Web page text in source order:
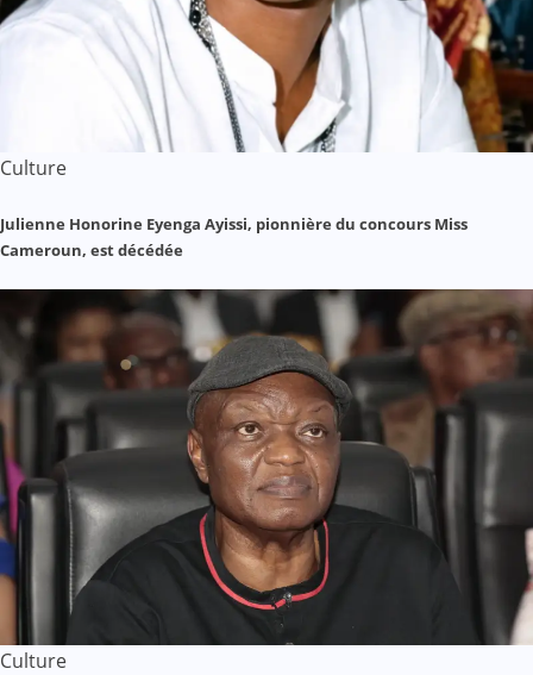
Culture
Julienne Honorine Eyenga Ayissi, pionnière du concours Miss
Cameroun, est décédée
Culture